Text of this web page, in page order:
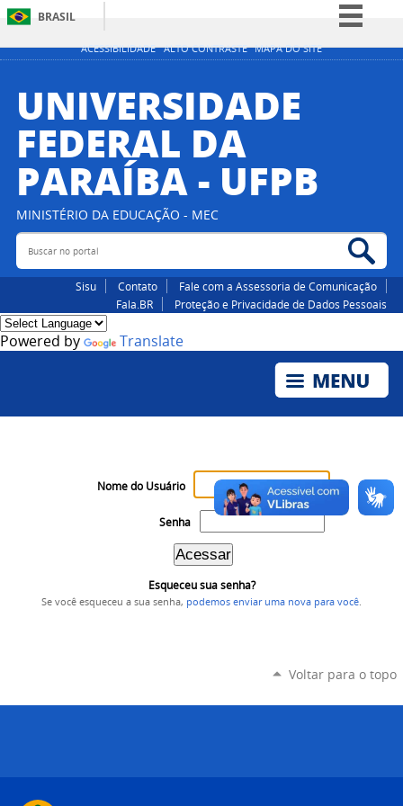
ACESSIBILIDADE ALTO CONTRASTE MAPA DO SITE
BRASIL
Simplifique!
Participe
Acesso à informação
Canais
UNIVERSIDADE
FEDERAL DA
PARAÍBA - UFPB
MINISTÉRIO DA EDUCAÇÃO - MEC
Buscar no portal
Sisu Contato
Fale com a Assessoria de Comunicação
Fala.BR
Proteção e Privacidade de Dados Pessoais
Powered by Translate
Nome do Usuário
Senha
Esqueceu sua senha?
Se você esqueceu a sua senha, podemos enviar uma nova para você
Voltar para o topo